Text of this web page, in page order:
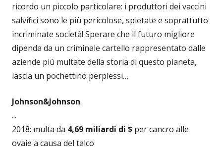
ricordo un piccolo particolare: i produttori dei vaccini
salvifici sono le più pericolose, spietate e soprattutto
incriminate società! Sperare che il futuro migliore
dipenda da un criminale cartello rappresentato dalle
aziende più multate della storia di questo pianeta,
lascia un pochettino perplessi…
Johnson&Johnson
...
2018: multa da 4,69 miliardi di $ per cancro alle
ovaie a causa del talco